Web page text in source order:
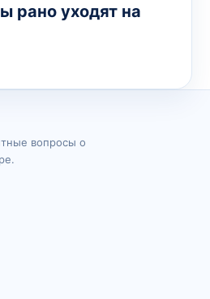
рано уходят на
вопросы о